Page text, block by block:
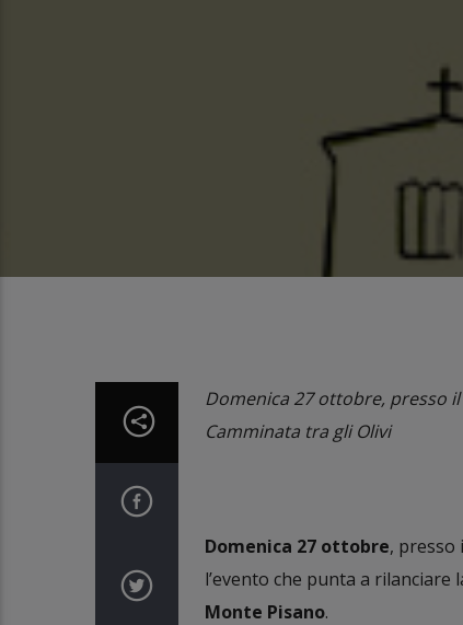
Domenica 27 ottobre, presso
Camminata tra gli Olivi
Domenica 27 ottobre, presso
l’evento che punta a rilanciare
Monte Pisano.